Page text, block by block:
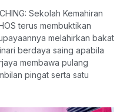
Sekolah Kemahiran
terus membuktikan
melahirkan bakat
berdaya saing apabila
membawa pulang
pingat serta satu